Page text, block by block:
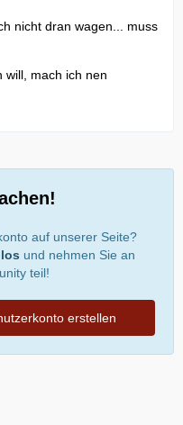
nicht dran wagen... muss
will, mach ich nen
auf unserer Seite?
und nehmen Sie an
teil!
erstellen